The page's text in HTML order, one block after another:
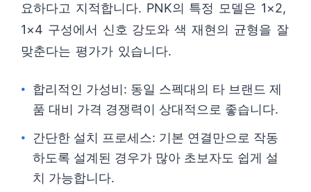
요하다고 지적합니다. PNK의 특정 모델은 1×2,
1×4 구성에서 신호 강도와 색 재현의 균형을 잘
맞춘다는 평가가 있습니다.
합리적인 가성비: 동일 스펙대의 타 브랜드 제
품 대비 가격 경쟁력이 상대적으로 좋습니다.
간단한 설치 프로세스: 기본 연결만으로 작동
하도록 설계된 경우가 많아 초보자도 쉽게 설
치 가능합니다.